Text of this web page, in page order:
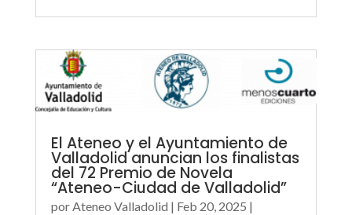
El Ateneo y el Ayuntamiento de
Valladolid anuncian los finalistas
del 72 Premio de Novela
“Ateneo-Ciudad de Valladolid”
porAteneo Valladolid | Feb 20, 2025 |